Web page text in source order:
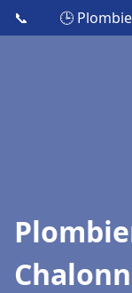
📞 🕒